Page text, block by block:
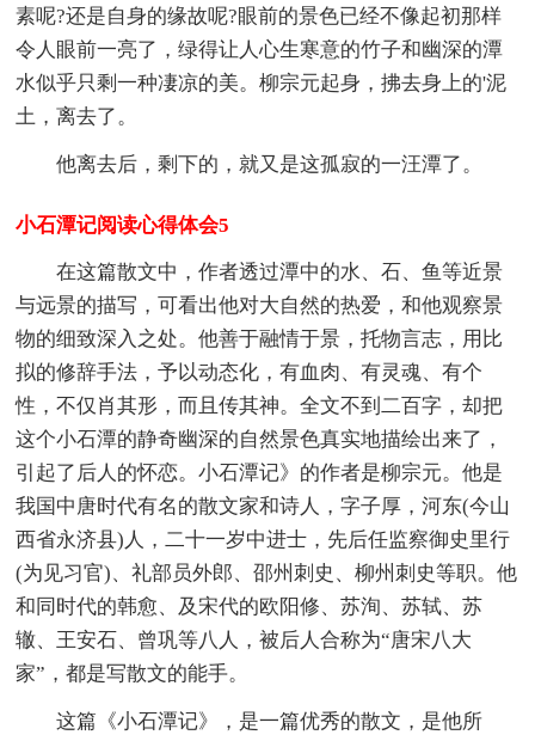
素呢?还是自身的缘故呢?眼前的景色已经不像起初那样
令人眼前一亮了，绿得让人心生寒意的竹子和幽深的潭
水似乎只剩一种凄凉的美。柳宗元起身，拂去身上的'泥
土，离去了。
他离去后，剩下的，就又是这孤寂的一汪潭了。
小石潭记阅读心得体会5
在这篇散文中，作者透过潭中的水、石、鱼等近景
与远景的描写，可看出他对大自然的热爱，和他观察景
物的细致深入之处。他善于融情于景，托物言志，用比
拟的修辞手法，予以动态化，有血肉、有灵魂、有个
性，不仅肖其形，而且传其神。全文不到二百字，却把
这个小石潭的静奇幽深的自然景色真实地描绘出来了，
引起了后人的怀恋。小石潭记》的作者是柳宗元。他是
我国中唐时代有名的散文家和诗人，字子厚，河东(今山
西省永济县)人，二十一岁中进士，先后任监察御史里行
(为见习官)、礼部员外郎、邵州刺史、柳州刺史等职。他
和同时代的韩愈、及宋代的欧阳修、苏洵、苏轼、苏
辙、王安石、曾巩等八人，被后人合称为“唐宋八大
家”，都是写散文的能手。
这篇《小石潭记》，是一篇优秀的散文，是他所